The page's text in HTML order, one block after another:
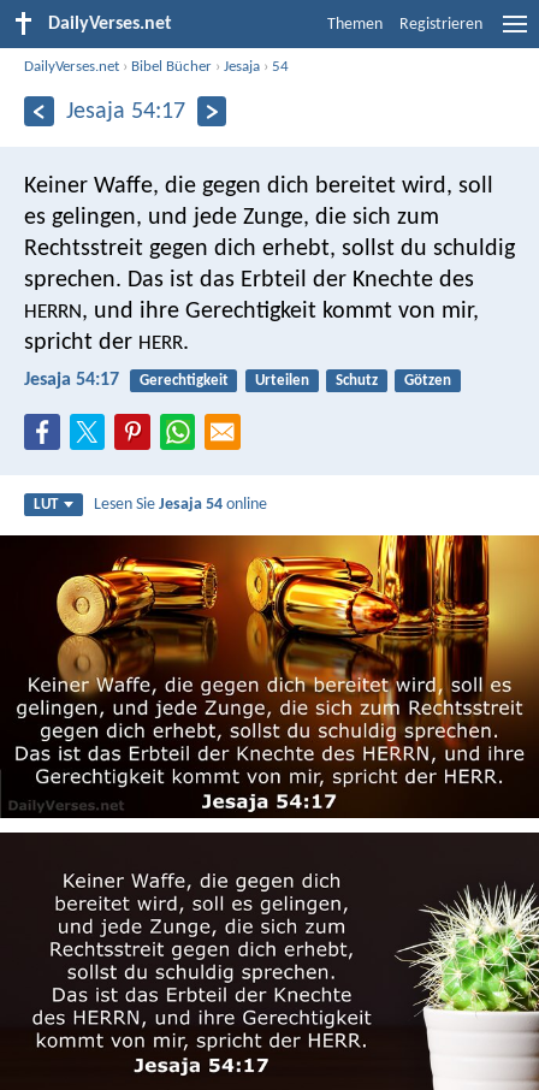
DailyVerses.net Themen Registrieren
DailyVerses.net › Bibel Bücher ›Jesaja ›54
Jesaja 54:17
Keiner Waffe, die gegen dich bereitet wird, soll
es gelingen, und jede Zunge, die sich zum
Rechtsstreit gegen dich erhebt, sollst du schuldig
sprechen. Das ist das Erbteil der Knechte des
HERRN, und ihre Gerechtigkeit kommt von mir,
spricht der HERR.
Jesaja 54:17 Gerechtigkeit Urteilen Schutz Götzen
LUT Lesen SieJesaja 54 online